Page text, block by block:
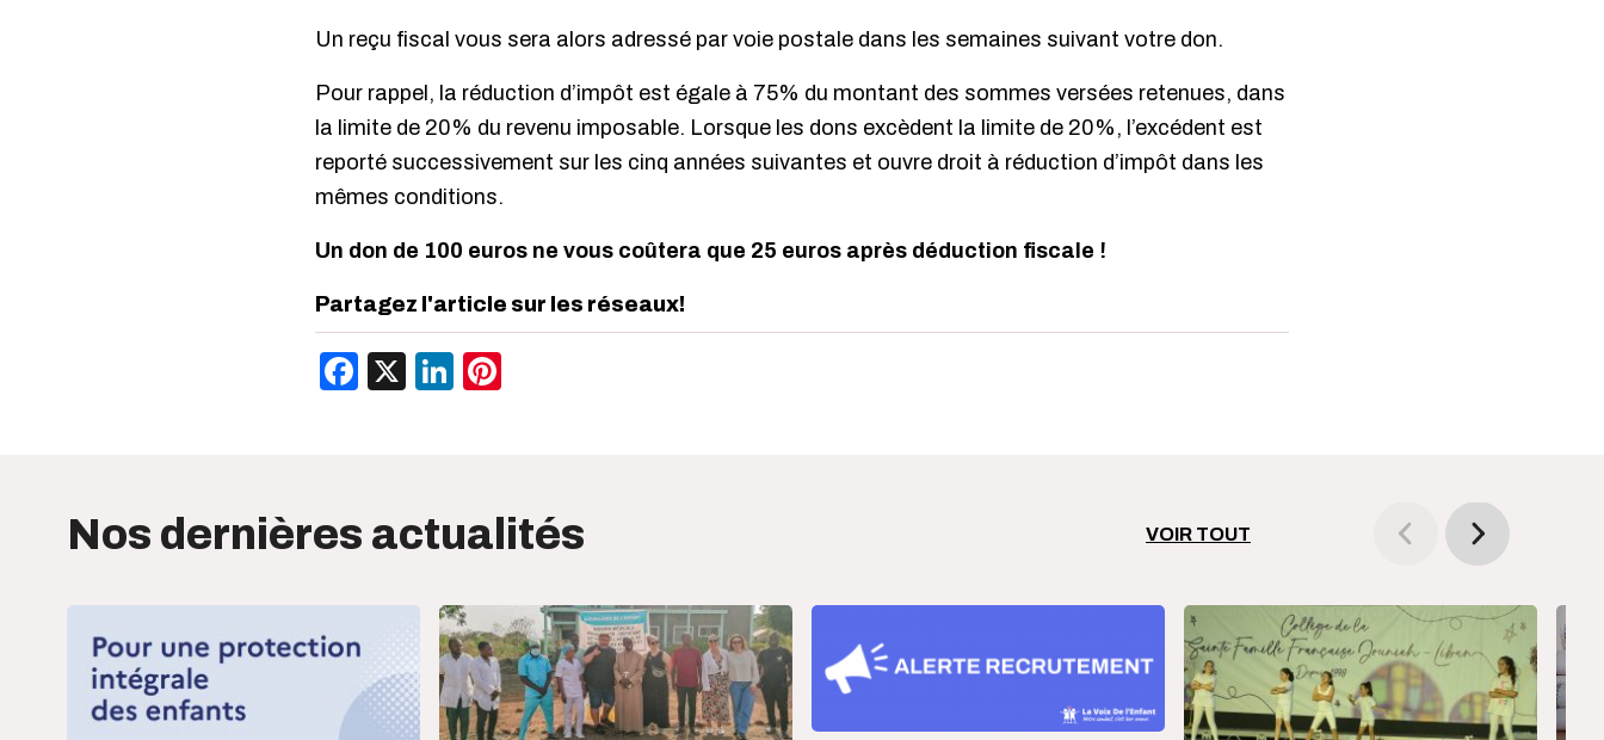
Un reçu fiscal vous sera alors adressé par voie postale dans les semaines suivant votre don.
Pour rappel, la réduction d’impôt est égale à 75% du montant des sommes versées retenues, dans
la limite de 20% du revenu imposable. Lorsque les dons excèdent la limite de 20%, l’excédent est
reporté successivement sur les cinq années suivantes et ouvre droit à réduction d’impôt dans les
mêmes conditions.
Un don de 100 euros ne vous coûtera que 25 euros après déduction fiscale !
Partagez l'article sur les réseaux!
Facebook
X LinkedIn
Nos dernières actualités VOIR TOUT